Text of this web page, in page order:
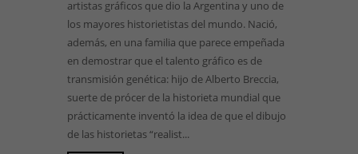
artistas gráficos que dio la Argentina y uno de
los mayores historietistas del mundo. Nació,
además, en una familia que parece empeñada
en demostrar que el talento gráfico es de
transmisión genética: hijo de Alberto Breccia,
suerte de prócer de la historieta mundial que
prácticamente inventó la idea de que el dibujo
de las historietas “realist...